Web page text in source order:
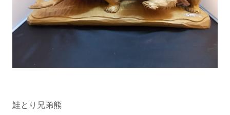
鮭とり兄弟熊